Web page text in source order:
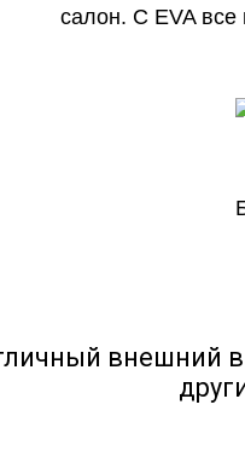
салон. С EVA все
внешний